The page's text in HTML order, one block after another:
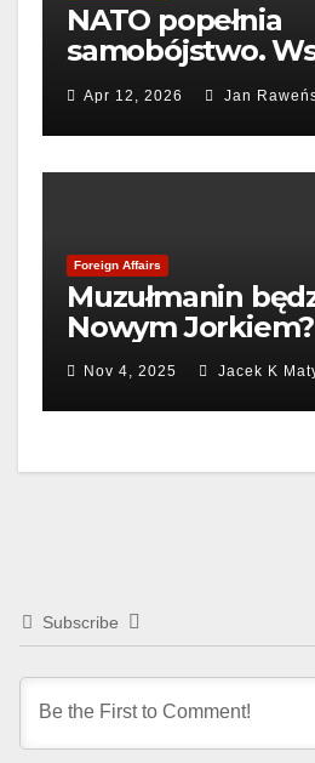
NATO popełnia
samobójstwo.
możemy zrobić to
pogrzebać sojusz
Apr 12, 2026 Jan
Foreign Affairs
Muzułmanin
Nowym Jorkiem?
Nov 4, 2025 Jacek K
Subscribe